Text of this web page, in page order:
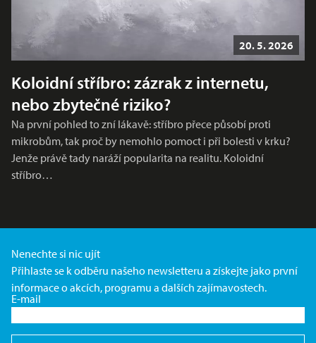
20. 5. 2026
Koloidní stříbro: zázrak z internetu,
nebo zbytečné riziko?
Na první pohled to zní lákavě: stříbro přece působí proti
mikrobům, tak proč by nemohlo pomoct i při bolesti v krku?
Jenže právě tady naráží popularita na realitu. Koloidní
stříbro…
Nenechte si nic ujít
Přihlaste se k odběru našeho newsletteru a získejte jako první
informace o akcích, programu a dalších zajímavostech.
E-mail